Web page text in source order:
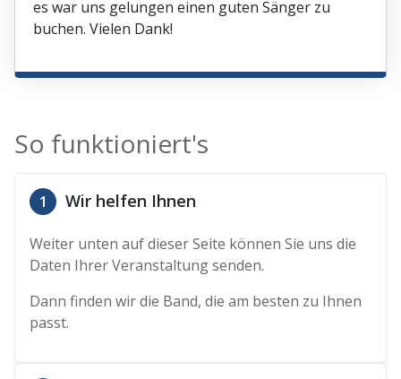
es war uns gelungen einen guten Sänger zu
buchen. Vielen Dank!
So funktioniert's
1 Wir helfen Ihnen
Weiter unten auf dieser Seite können Sie uns die
Daten Ihrer Veranstaltung senden.
Dann finden wir die Band, die am besten zu Ihnen
passt.